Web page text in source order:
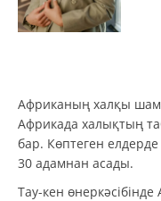
Африканың халқы
Африкада халықтың
бар. Көптеген
30 адамнан асады.
Тау-кен